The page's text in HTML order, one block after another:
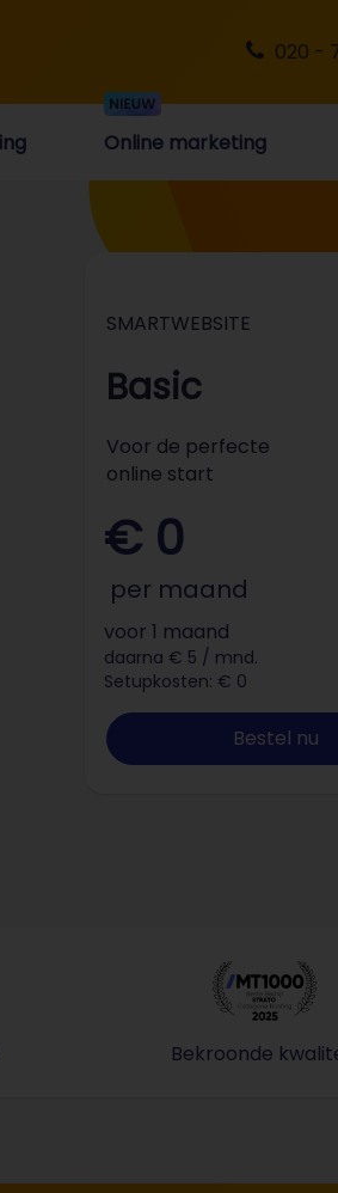
020 -
Online marketing
SMARTWEBSITE
Basic
Voor de perfecte
online start
€ 0
per maand
voor 1 maand
daarna € 5 / mnd.
Setupkosten: € 0
Bestel nu
Bekroonde